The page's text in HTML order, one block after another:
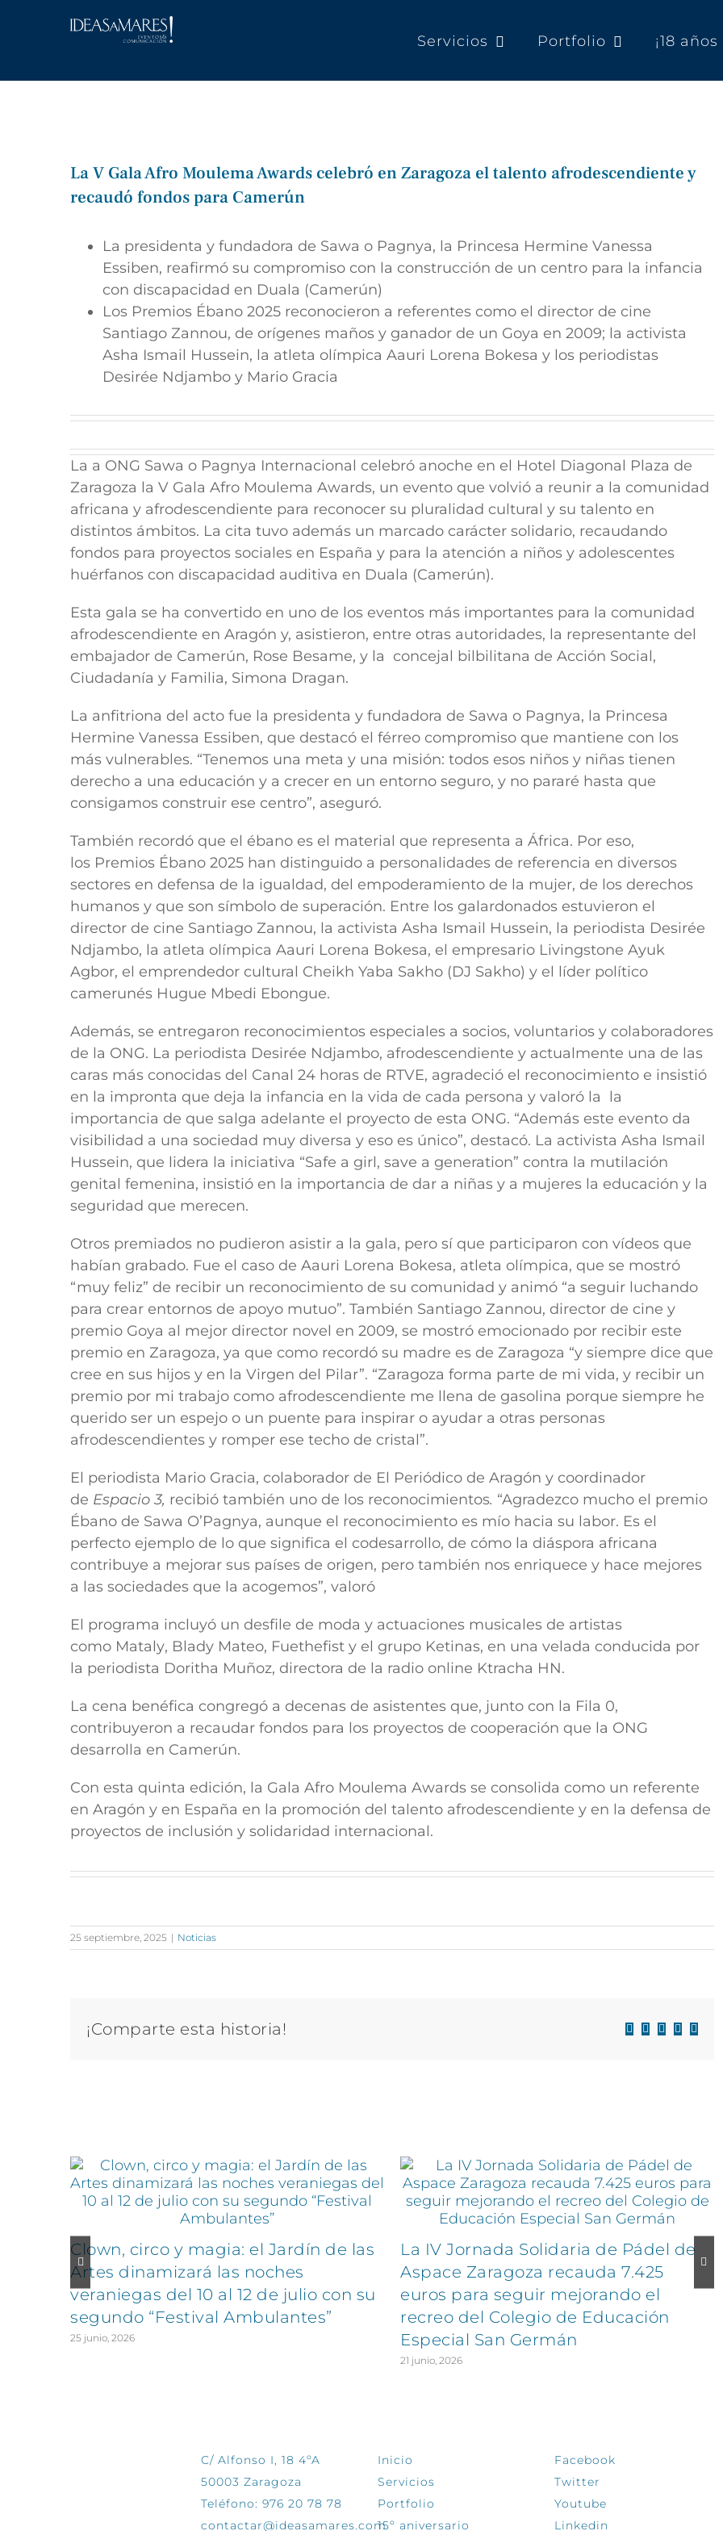
Servicios Portfolio ¡18
La V Gala Afro Moulema Awards celebró en Zaragoza el talento afrodescendiente y
recaudó fondos para Camerún
La presidenta y fundadora de Sawa o Pagnya, la Princesa Hermine Vanessa
Essiben, reafirmó su compromiso con la construcción de un centro para la infancia
con discapacidad en Duala (Camerún)
Los Premios Ébano 2025 reconocieron a referentes como el director de cine
Santiago Zannou, de orígenes maños y ganador de un Goya en 2009; la activista
Asha Ismail Hussein, la atleta olímpica Aauri Lorena Bokesa y los periodistas
Desirée Ndjambo y Mario Gracia
La a ONG Sawa o Pagnya Internacional celebró anoche en el Hotel Diagonal Plaza de
Zaragoza la V Gala Afro Moulema Awards, un evento que volvió a reunir a la comunidad
africana y afrodescendiente para reconocer su pluralidad cultural y su talento en
distintos ámbitos. La cita tuvo además un marcado carácter solidario, recaudando
fondos para proyectos sociales en España y para la atención a niños y adolescentes
huérfanos con discapacidad auditiva en Duala (Camerún).
Esta gala se ha convertido en uno de los eventos más importantes para la comunidad
afrodescendiente en Aragón y, asistieron, entre otras autoridades, la representante del
embajador de Camerún, Rose Besame, y la concejal bilbilitana de Acción Social,
Ciudadanía y Familia, Simona Dragan.
La anfitriona del acto fue la presidenta y fundadora de Sawa o Pagnya, la Princesa
Hermine Vanessa Essiben, que destacó el férreo compromiso que mantiene con los
más vulnerables. “Tenemos una meta y una misión: todos esos niños y niñas tienen
derecho a una educación y a crecer en un entorno seguro, y no pararé hasta que
consigamos construir ese centro”, aseguró.
También recordó que el ébano es el material que representa a África. Por eso,
los Premios Ébano 2025han distinguido a personalidades de referencia en diversos
sectores en defensa de la igualdad, del empoderamiento de la mujer, de los derechos
humanos y que son símbolo de superación. Entre los galardonados estuvieron el
director de cine Santiago Zannou, la activista Asha Ismail Hussein, la periodista Desirée
Ndjambo, la atleta olímpica Aauri Lorena Bokesa, el empresario Livingstone Ayuk
Agbor, el emprendedor cultural Cheikh Yaba Sakho (DJ Sakho) y el líder político
camerunés Hugue Mbedi Ebongue.
Además, se entregaron reconocimientos especiales a socios, voluntarios y colaboradores
de la ONG. La periodista Desirée Ndjambo, afrodescendiente y actualmente una de las
caras más conocidas del Canal 24 horas de RTVE, agradeció el reconocimiento e insistió
en la impronta que deja la infancia en la vida de cada persona y valoró la la
importancia de que salga adelante el proyecto de esta ONG. “Además este evento da
visibilidad a una sociedad muy diversa y eso es único”, destacó. La activista Asha Ismail
Hussein, que lidera la iniciativa “Safe a girl, save a generation” contra la mutilación
genital femenina, insistió en la importancia de dar a niñas y a mujeres la educación y la
seguridad que merecen.
Otros premiados no pudieron asistir a la gala, pero sí que participaron con vídeos que
habían grabado. Fue el caso de Aauri Lorena Bokesa, atleta olímpica, que se mostró
“muy feliz” de recibir un reconocimiento de su comunidad y animó “a seguir luchando
para crear entornos de apoyo mutuo”. También Santiago Zannou, director de cine y
premio Goya al mejor director novel en 2009, se mostró emocionado por recibir este
premio en Zaragoza, ya que como recordó su madre es de Zaragoza “y siempre dice que
cree en sus hijos y en la Virgen del Pilar”. “Zaragoza forma parte de mi vida, y recibir un
premio por mi trabajo como afrodescendiente me llena de gasolina porque siempre he
querido ser un espejo o un puente para inspirar o ayudar a otras personas
afrodescendientes y romper ese techo de cristal”.
El periodista Mario Gracia, colaborador de El Periódico de Aragón y coordinador
de Espacio 3, recibió también uno de los reconocimientos. “Agradezco mucho el premio
Ébano de Sawa O’Pagnya, aunque el reconocimiento es mío hacia su labor. Es el
perfecto ejemplo de lo que significa el codesarrollo, de cómo la diáspora africana
contribuye a mejorar sus países de origen, pero también nos enriquece y hace mejores
a las sociedades que la acogemos”, valoró
El programa incluyó un desfile de moda y actuaciones musicales de artistas
como Mataly, Blady Mateo, Fuethefisty el grupo Ketinas, en una velada conducida por
la periodista Doritha Muñoz, directora de la radio online Ktracha HN.
La cena benéfica congregó a decenas de asistentes que, junto con la Fila 0,
contribuyeron a recaudar fondos para los proyectos de cooperación que la ONG
desarrolla en Camerún.
Con esta quinta edición, la Gala Afro Moulema Awards se consolida como un referente
en Aragón y en España en la promoción del talento afrodescendiente y en la defensa de
proyectos de inclusión y solidaridad internacional.
25 septiembre, 2025 | Noticias
¡Comparte esta historia! Facebook
X LinkedIn
WhatsApp
Correo
Clown, circo y magia: el Jardín de las
Artes dinamizará las noches
veraniegas del 10 al 12 de julio con su
segundo “Festival Ambulantes”
25 junio, 2026
La IV Jornada Solidaria de Pádel de
Aspace Zaragoza recauda 7.425
euros para seguir mejorando el
recreo del Colegio de Educación
Especial San Germán
21 junio, 2026
C/ Alfonso I, 18 4ºA
50003 Zaragoza
Teléfono: 976 20 78 78
contactar@ideasamares.com
Inicio
Servicios
Portfolio
15º aniversario
Facebook
Twitter
Youtube
Linkedin